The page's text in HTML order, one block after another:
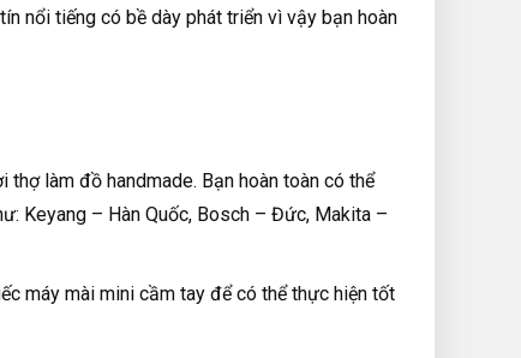
nổi tiếng có bề dày phát triển vì vậy bạn hoàn
làm đồ handmade. Bạn hoàn toàn có thể
Keyang – Hàn Quốc, Bosch – Đức, Makita –
máy mài mini cầm tay để có thể thực hiện tốt